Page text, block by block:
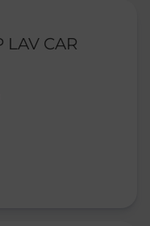
LAV CAR